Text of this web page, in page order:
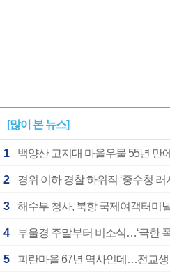
[많이 본 뉴스]
1 백양산 고지대 마을우물 55년 만
2 경위 이하 경찰 하위직 ‘중수청
3 해수부 청사, 북항 국제여객터미
4 부울경 주말부터 비소식…‘극한
5 피란마을 67년 역사인데…전교생